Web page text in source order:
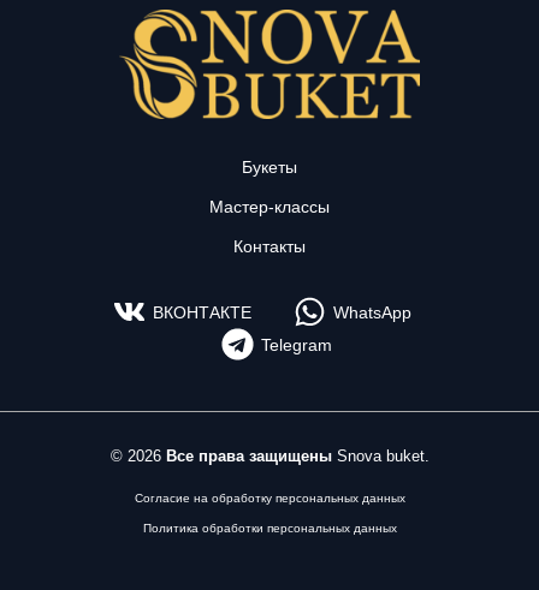
Букеты
Мастер-классы
Контакты
ВКОНТАКТЕ
WhatsApp
Telegram
© 2026 Все права защищеныSnova buket.
Согласие на обработку персональных данных
Политика обработки персональных данных